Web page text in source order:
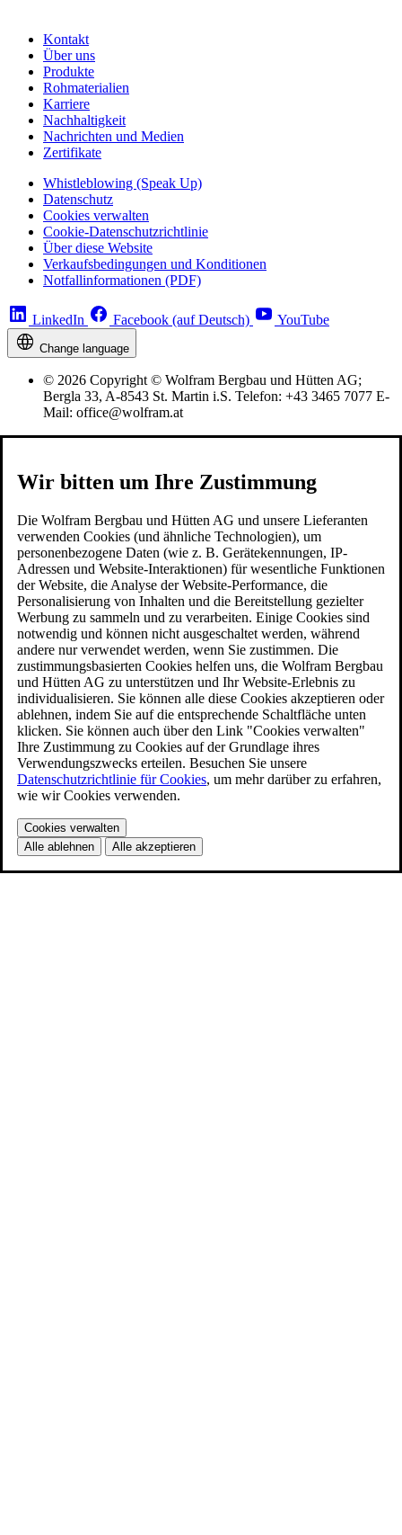
Kontakt
Über uns
Produkte
Rohmaterialien
Karriere
Nachhaltigkeit
Nachrichten und Medien
Zertifikate
Whistleblowing (Speak Up)
Datenschutz
Cookies verwalten
Cookie-Datenschutzrichtlinie
Über diese Website
Verkaufsbedingungen und Konditionen
Notfallinformationen (PDF)
LinkedIn Facebook (auf Deutsch) YouTube
Change language
© 2026 Copyright © Wolfram Bergbau und Hütten AG;
Bergla 33, A-8543 St. Martin i.S. Telefon: +43 3465 7077 E-
Mail: office@wolfram.at
Wir bitten um Ihre Zustimmung
Die Wolfram Bergbau und Hütten AG und unsere Lieferanten
verwenden Cookies (und ähnliche Technologien), um
personenbezogene Daten (wie z. B. Gerätekennungen, IP-
Adressen und Website-Interaktionen) für wesentliche Funktionen
der Website, die Analyse der Website-Performance, die
Personalisierung von Inhalten und die Bereitstellung gezielter
Werbung zu sammeln und zu verarbeiten. Einige Cookies sind
notwendig und können nicht ausgeschaltet werden, während
andere nur verwendet werden, wenn Sie zustimmen. Die
zustimmungsbasierten Cookies helfen uns, die Wolfram Bergbau
und Hütten AG zu unterstützen und Ihr Website-Erlebnis zu
individualisieren. Sie können alle diese Cookies akzeptieren oder
ablehnen, indem Sie auf die entsprechende Schaltfläche unten
klicken. Sie können auch über den Link "Cookies verwalten"
Ihre Zustimmung zu Cookies auf der Grundlage ihres
Verwendungszwecks erteilen. Besuchen Sie unsere
Datenschutzrichtlinie für Cookies, um mehr darüber zu erfahren,
wie wir Cookies verwenden.
Cookies verwalten
Alle ablehnen
Alle akzeptieren